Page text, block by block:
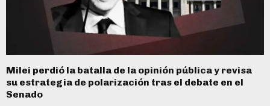
Milei perdió la batalla de la opinión pública y revisa
su estrategia de polarización tras el debate en el
Senado